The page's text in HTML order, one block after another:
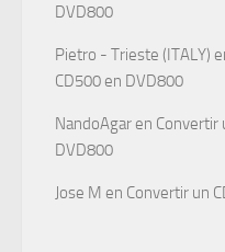
DVD800
Pietro - Trieste (ITALY)
CD500 en DVD800
NandoAgar en Convertir
DVD800
Jose M en Convertir un